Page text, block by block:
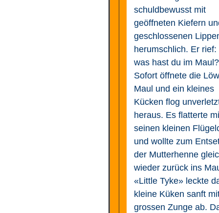
schuldbewusst mit
geöffneten Kiefern
geschlossenen
herumschlich. Er rief:
was hast du im
Sofort öffnete die
Maul und ein kleines
Kücken flog
heraus. Es flatterte
seinen kleinen
und wollte zum
der Mutterhenne
wieder zurück ins
«Little Tyke» leckte
kleine Küken sanft
grossen Zunge ab.